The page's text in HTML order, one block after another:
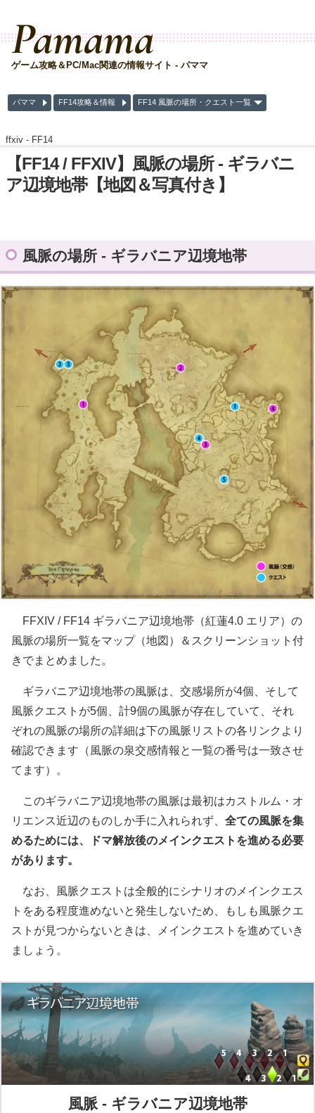
Pamama
ゲーム攻略＆PC/Mac関連の情報サイト - パママ
パママ FF14攻略＆情報 FF14 風脈の場所・クエスト一覧
ffxiv - FF14
【FF14 / FFXIV】風脈の場所 - ギラバニ
ア辺境地帯【地図＆写真付き】
風脈の場所 - ギラバニア辺境地帯
FFXIV / FF14 ギラバニア辺境地帯（紅蓮4.0 エリア）の
風脈の場所一覧をマップ（地図）＆スクリーンショット付
きでまとめました。
ギラバニア辺境地帯の風脈は、交感場所が4個、そして
風脈クエストが5個、計9個の風脈が存在していて、それ
ぞれの風脈の場所の詳細は下の風脈リストの各リンクより
確認できます（風脈の泉交感情報と一覧の番号は一致させ
てます）。
このギラバニア辺境地帯の風脈は最初はカストルム・オ
リエンス近辺のものしか手に入れられず、 全ての風脈を集
めるためには、ドマ解放後のメインクエストを進める必要
があります。
なお、風脈クエストは全般的にシナリオのメインクエス
トをある程度進めないと発生しないため、もしも風脈クエ
ストが見つからないときは、メインクエストを進めていき
ましょう。
風脈 - ギラバニア辺境地帯